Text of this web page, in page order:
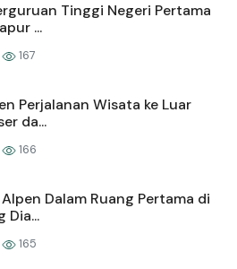
Tinggi Negeri Pertama
...
167
Perjalanan Wisata ke Luar
da...
166
Dalam Ruang Pertama di
Dia...
165